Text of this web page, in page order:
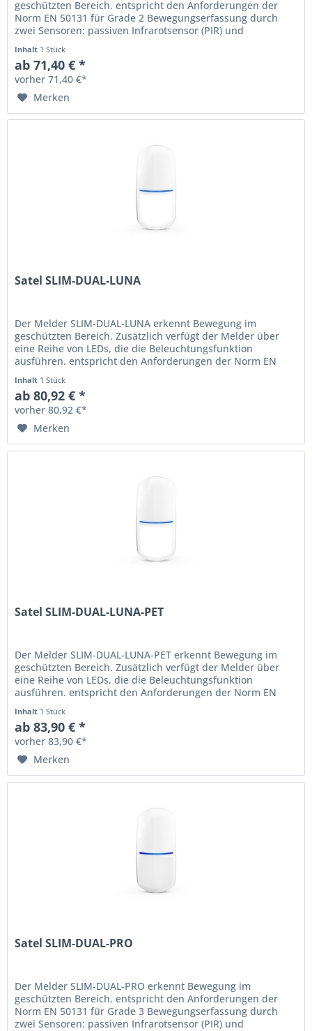
geschützten Bereich. entspricht den Anforderungen der
Norm EN 50131 für Grade 2 Bewegungserfassung durch
zwei Sensoren: passiven Infrarotsensor (PIR) und
Inhalt 1 Stück
ab 71,40 € *
vorher 71,40 €*
Merken
Satel SLIM-DUAL-LUNA
Der Melder SLIM-DUAL-LUNA erkennt Bewegung im
geschützten Bereich. Zusätzlich verfügt der Melder über
eine Reihe von LEDs, die die Beleuchtungsfunktion
ausführen. entspricht den Anforderungen der Norm EN
Inhalt 1 Stück
ab 80,92 € *
vorher 80,92 €*
Merken
Satel SLIM-DUAL-LUNA-PET
Der Melder SLIM-DUAL-LUNA-PET erkennt Bewegung im
geschützten Bereich. Zusätzlich verfügt der Melder über
eine Reihe von LEDs, die die Beleuchtungsfunktion
ausführen. entspricht den Anforderungen der Norm EN
Inhalt 1 Stück
ab 83,90 € *
vorher 83,90 €*
Merken
Satel SLIM-DUAL-PRO
Der Melder SLIM-DUAL-PRO erkennt Bewegung im
geschützten Bereich. entspricht den Anforderungen der
Norm EN 50131 für Grade 3 Bewegungserfassung durch
zwei Sensoren: passiven Infrarotsensor (PIR) und